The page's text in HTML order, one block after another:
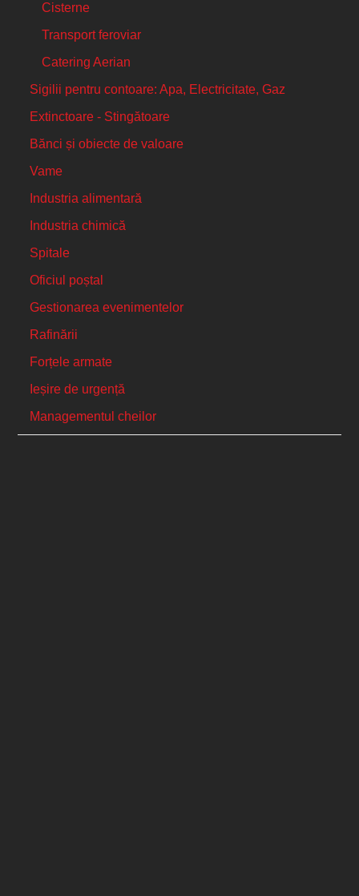
Cisterne
Transport feroviar
Catering Aerian
Sigilii pentru contoare: Apa, Electricitate, Gaz
Extinctoare - Stingătoare
Bănci și obiecte de valoare
Vame
Industria alimentară
Industria chimică
Spitale
Oficiul poștal
Gestionarea evenimentelor
Rafinării
Forțele armate
Ieșire de urgență
Managementul cheilor